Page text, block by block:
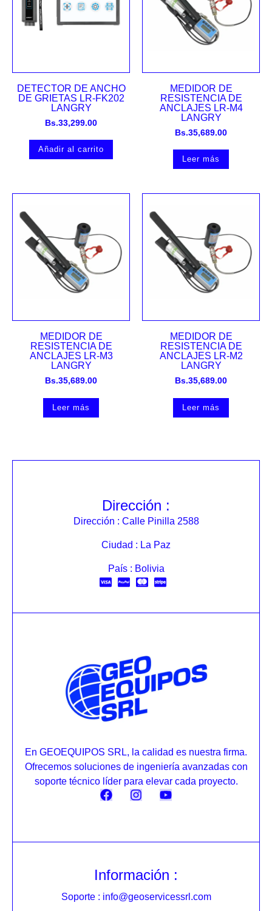
DETECTOR DE ANCHO
DE GRIETAS LR-FK202
LANGRY
Bs.33,299.00
Añadir al carrito
MEDIDOR DE
RESISTENCIA DE
ANCLAJES LR-M4
LANGRY
Bs.35,689.00
Leer más
MEDIDOR DE
RESISTENCIA DE
ANCLAJES LR-M3
LANGRY
Bs.35,689.00
Leer más
MEDIDOR DE
RESISTENCIA DE
ANCLAJES LR-M2
LANGRY
Bs.35,689.00
Leer más
Dirección :
Dirección : Calle Pinilla 2588
Ciudad : La Paz
País : Bolivia
En GEOEQUIPOS SRL, la calidad es nuestra firma.
Ofrecemos soluciones de ingeniería avanzadas con
soporte técnico líder para elevar cada proyecto.
Información :
Soporte : info@geoservicessrl.com